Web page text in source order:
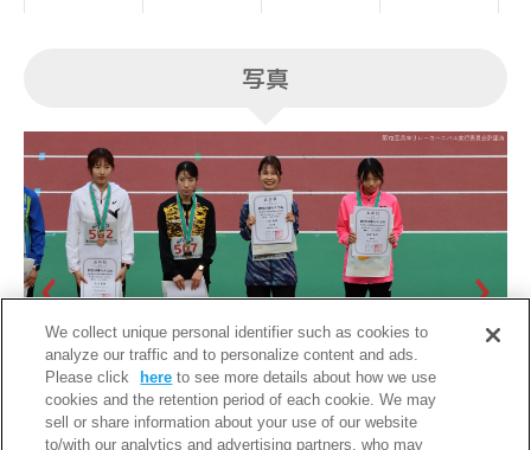
写真
We collect unique personal identifier such as cookies to
analyze our traffic and to personalize content and ads.
Please click
here to see more details about how we use
cookies and the retention period of each cookie. We may
sell or share information about your use of our website
to/with our analytics and advertising partners, who may